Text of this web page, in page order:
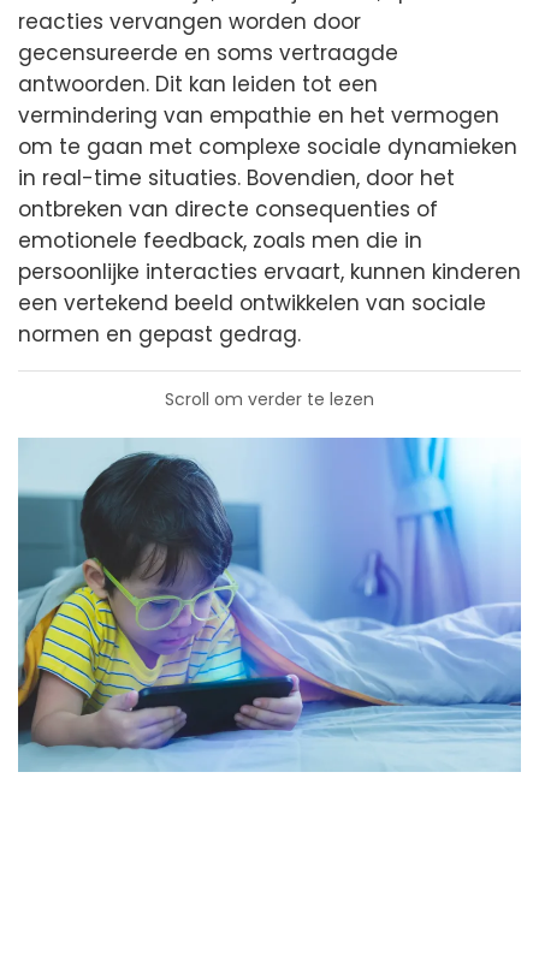
reacties vervangen worden door
gecensureerde en soms vertraagde
antwoorden. Dit kan leiden tot een
vermindering van empathie en het vermogen
om te gaan met complexe sociale dynamieken
in real-time situaties. Bovendien, door het
ontbreken van directe consequenties of
emotionele feedback, zoals men die in
persoonlijke interacties ervaart, kunnen kinderen
een vertekend beeld ontwikkelen van sociale
normen en gepast gedrag.
Scroll om verder te lezen